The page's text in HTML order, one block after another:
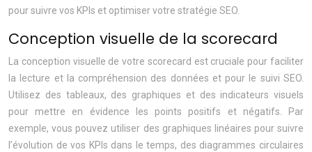
pour suivre vos KPIs et optimiser votre stratégie SEO.
Conception visuelle de la scorecard
La conception visuelle de votre scorecard est cruciale pour faciliter
la lecture et la compréhension des données et pour le suivi SEO.
Utilisez des tableaux, des graphiques et des indicateurs visuels
pour mettre en évidence les points positifs et négatifs. Par
exemple, vous pouvez utiliser des graphiques linéaires pour suivre
l’évolution de vos KPIs dans le temps, des diagrammes circulaires